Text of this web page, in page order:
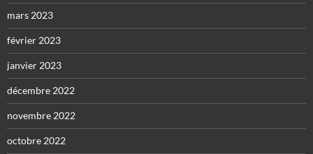
mars 2023
février 2023
janvier 2023
décembre 2022
novembre 2022
octobre 2022